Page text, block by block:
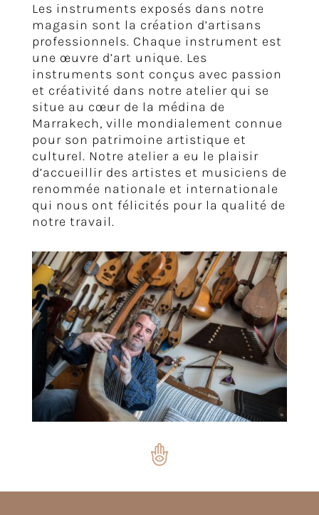
Les instruments exposés dans notre
magasin sont la création d’artisans
professionnels. Chaque instrument est
une œuvre d’art unique. Les
instruments sont conçus avec passion
et créativité dans notre atelier qui se
situe au cœur de la médina de
Marrakech, ville mondialement connue
pour son patrimoine artistique et
culturel. Notre atelier a eu le plaisir
d’accueillir des artistes et musiciens de
renommée nationale et internationale
qui nous ont félicités pour la qualité de
notre travail.